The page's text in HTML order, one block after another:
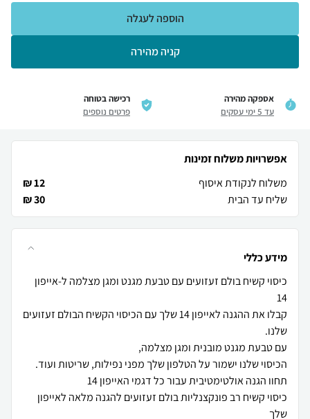
קניה מהירה
הוספה לעגלה
אספקה מהירה
עד 5 ימי עסקים
רכישה בטוחה
פרטים נוספים
אפשרויות משלוח זמינות
משלוח לנקודת איסוף
12 ₪
שליח עד הבית
30 ₪
מידע כללי
כיסוי קשיח בולם זעזועים עם טבעת מגנט ומגן מצלמה ל-אייפון
קבלו את ההגנה לאייפון 14 שלך עם הכיסוי הקשיח הבולם זעזועים
כיסוי קשיח רב פונקצנליות בולם זעזועים להגנה מלאה לאייפון